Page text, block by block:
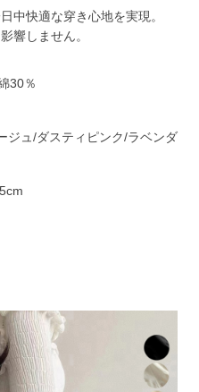
中快適な穿き心地を実現。
響しません。
30％
ジュ/ダスティピンク/ラベンダ